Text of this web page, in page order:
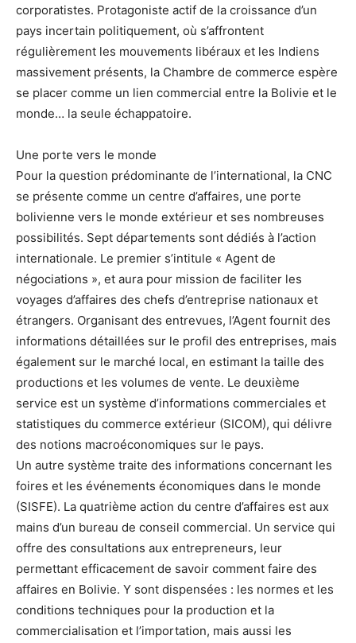
corporatistes. Protagoniste actif de la croissance d’un
pays incertain politiquement, où s’affrontent
régulièrement les mouvements libéraux et les Indiens
massivement présents, la Chambre de commerce espère
se placer comme un lien commercial entre la Bolivie et le
monde… la seule échappatoire.
Une porte vers le monde
Pour la question prédominante de l’international, la CNC
se présente comme un centre d’affaires, une porte
bolivienne vers le monde extérieur et ses nombreuses
possibilités. Sept départements sont dédiés à l’action
internationale. Le premier s’intitule « Agent de
négociations », et aura pour mission de faciliter les
voyages d’affaires des chefs d’entreprise nationaux et
étrangers. Organisant des entrevues, l’Agent fournit des
informations détaillées sur le profil des entreprises, mais
également sur le marché local, en estimant la taille des
productions et les volumes de vente. Le deuxième
service est un système d’informations commerciales et
statistiques du commerce extérieur (SICOM), qui délivre
des notions macroéconomiques sur le pays.
Un autre système traite des informations concernant les
foires et les événements économiques dans le monde
(SISFE). La quatrième action du centre d’affaires est aux
mains d’un bureau de conseil commercial. Un service qui
offre des consultations aux entrepreneurs, leur
permettant efficacement de savoir comment faire des
affaires en Bolivie. Y sont dispensées : les normes et les
conditions techniques pour la production et la
commercialisation et l’importation, mais aussi les